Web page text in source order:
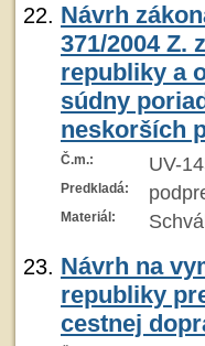
Návrh
371/2004 Z.
republiky a
súdny
neskorších
Č.m.: UV-
Predkladá:
Materiál:
Návrh na
republiky
cestnej